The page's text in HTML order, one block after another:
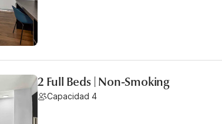
2 Full Beds | Non-Smoking
Capacidad 4